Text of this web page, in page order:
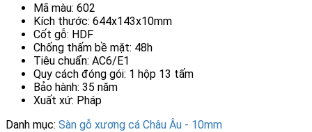
Mã màu: 602
Kích thước: 644x143x10mm
Cốt gỗ: HDF
Chống thấm bề mặt: 48h
Tiêu chuẩn: AC6/E1
Quy cách đóng gói: 1 hộp 13 tấm
Bảo hành: 35 năm
Xuất xứ: Pháp
Danh mục: Sàn gỗ xương cá Châu Âu - 10mm